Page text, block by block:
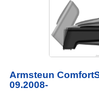
Armsteun
09.2008-